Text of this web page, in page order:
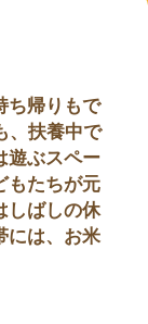
ち帰りもで
、扶養中で
遊ぶスペー
もたちが元
しばしの休
には、お米